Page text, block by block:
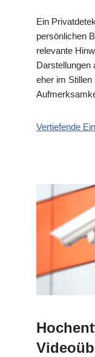
Ein
persönlichen
relevante
Darstellungen
eher im
Vertiefende